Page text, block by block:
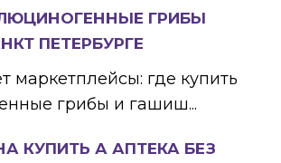
ГРИБЫ
ПЕТЕРБУРГЕ
маркетплейсы: где купить
грибы и гашиш...
КУПИТЬ А АПТЕКА БЕЗ